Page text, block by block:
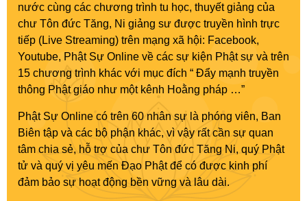
nước cùng các chương trình tu học, thuyết giảng của
chư Tôn đức Tăng, Ni giảng sư được truyền hình trực
tiếp (Live Streaming) trên mạng xã hội: Facebook,
Youtube, Phật Sự Online về các sự kiện Phật sự và trên
15 chương trình khác với mục đích “ Đẩy mạnh truyền
thông Phật giáo như một kênh Hoằng pháp …”
Phật Sự Online có trên 60 nhân sự là phóng viên, Ban
Biên tập và các bộ phận khác, vì vậy rất cần sự quan
tâm chia sẻ, hỗ trợ của chư Tôn đức Tăng Ni, quý Phật
tử và quý vị yêu mến Đạo Phật để có được kinh phí
đảm bảo sự hoạt động bền vững và lâu dài.